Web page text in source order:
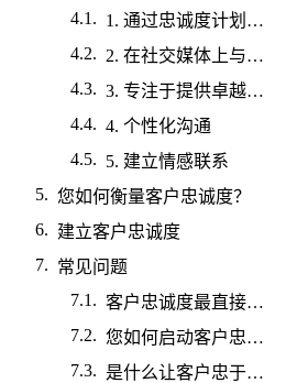
1. 通过忠诚度计划提供满意度
2. 在社交媒体上与客户互动
3. 专注于提供卓越的客户服务
4. 个性化沟通
5. 建立情感联系
您如何衡量客户忠诚度？
建立客户忠诚度
常见问题
客户忠诚度最直接的原因是什么？
您如何启动客户忠诚度计划？
是什么让客户忠于品牌？